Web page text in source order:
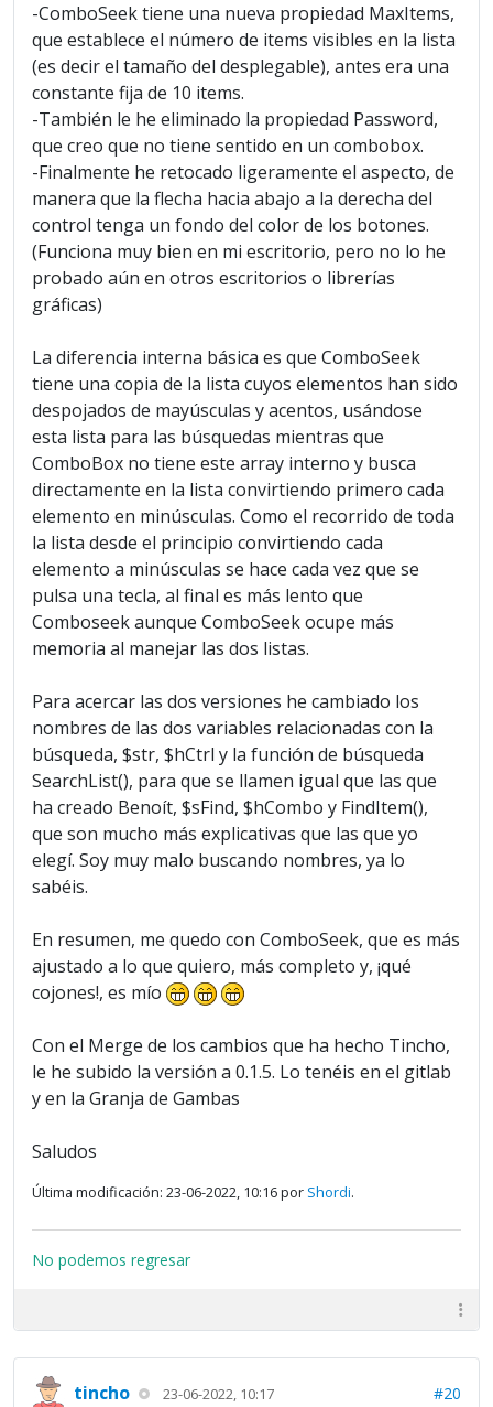
-ComboSeek tiene una nueva propiedad MaxItems,
que establece el número de items visibles en la lista
(es decir el tamaño del desplegable), antes era una
constante fija de 10 items.
-También le he eliminado la propiedad Password,
que creo que no tiene sentido en un combobox.
-Finalmente he retocado ligeramente el aspecto, de
manera que la flecha hacia abajo a la derecha del
control tenga un fondo del color de los botones.
(Funciona muy bien en mi escritorio, pero no lo he
probado aún en otros escritorios o librerías
gráficas)
La diferencia interna básica es que ComboSeek
tiene una copia de la lista cuyos elementos han sido
despojados de mayúsculas y acentos, usándose
esta lista para las búsquedas mientras que
ComboBox no tiene este array interno y busca
directamente en la lista convirtiendo primero cada
elemento en minúsculas. Como el recorrido de toda
la lista desde el principio convirtiendo cada
elemento a minúsculas se hace cada vez que se
pulsa una tecla, al final es más lento que
Comboseek aunque ComboSeek ocupe más
memoria al manejar las dos listas.
Para acercar las dos versiones he cambiado los
nombres de las dos variables relacionadas con la
búsqueda, $str, $hCtrl y la función de búsqueda
SearchList(), para que se llamen igual que las que
ha creado Benoít, $sFind, $hCombo y FindItem(),
que son mucho más explicativas que las que yo
elegí. Soy muy malo buscando nombres, ya lo
sabéis.
En resumen, me quedo con ComboSeek, que es más
ajustado a lo que quiero, más completo y, ¡qué
cojones!, es mío
Con el Merge de los cambios que ha hecho Tincho,
le he subido la versión a 0.1.5. Lo tenéis en el gitlab
y en la Granja de Gambas
Saludos
Última modificación: 23-06-2022, 10:16 por Shordi.
No podemos regresar
tincho 23-06-2022, 10:17 #20